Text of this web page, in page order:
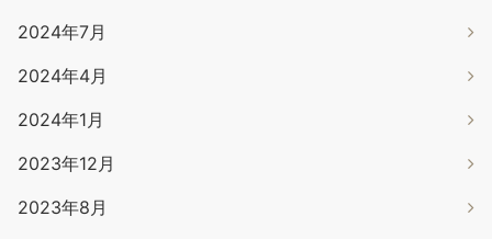
2024年7月
2024年4月
2024年1月
2023年12月
2023年8月